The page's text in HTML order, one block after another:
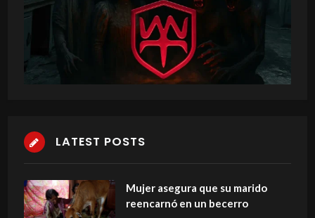
LATEST POSTS
Mujer asegura que su marido
reencarnó en un becerro